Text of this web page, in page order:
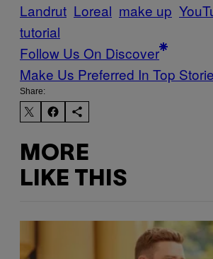
Landrut Loreal make up
tutorial
Follow Us On Discover
Make Us Preferred In Top
Share:
MORE
LIKE THIS